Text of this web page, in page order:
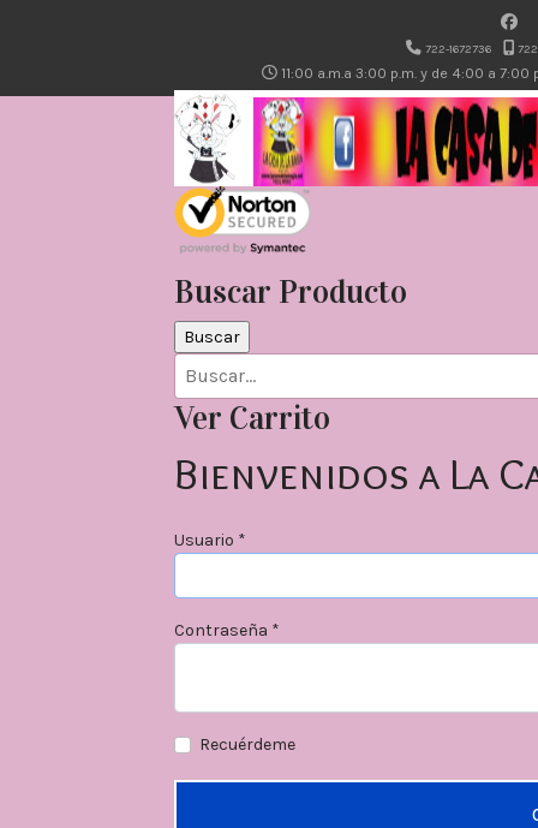
722-1672736
11:00 a.m.a 3:00 p.m. y de 4:00 a 7:00
Buscar Producto
Ver Carrito
Bienvenidos a La
Usuario *
Contraseña *
Recuérdeme